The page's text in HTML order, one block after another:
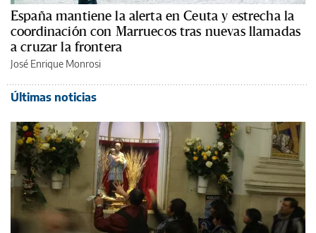
España mantiene la alerta en Ceuta y estrecha la
coordinación con Marruecos tras nuevas llamadas
a cruzar la frontera
José Enrique Monrosi
Últimas noticias